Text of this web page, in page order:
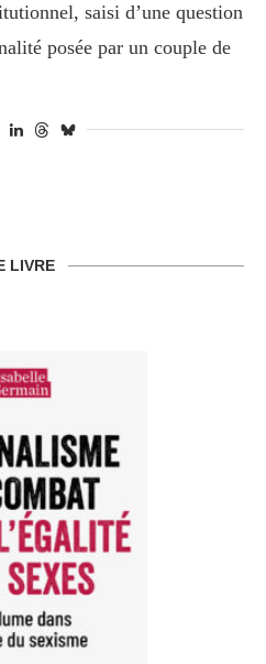
saisi d’une question
posée par un couple de
LIVRE